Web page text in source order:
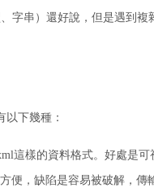
字串）還好說，但是遇到複
以下幾種：
這樣的資料格式。 好處是可
便，缺陷是容易被破解，傳